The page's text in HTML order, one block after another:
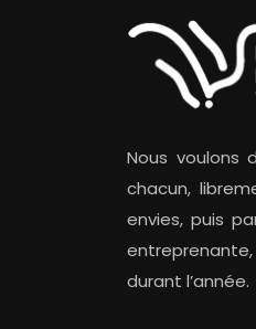
Nous voulons
chacun,
envies, puis
durant l’année.